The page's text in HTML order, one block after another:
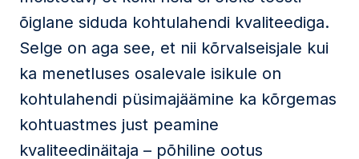
õiglane siduda kohtulahendi kvaliteediga.
Selge on aga see, et nii kõrvalseisjale kui
ka menetluses osalevale isikule on
kohtulahendi püsimajäämine ka kõrgemas
kohtuastmes just peamine
kvaliteedinäitaja – põhiline ootus